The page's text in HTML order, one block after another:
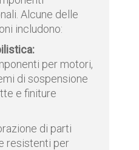
Alcune delle
includono:
per motori,
di sospensione
e finiture
di parti
resistenti per